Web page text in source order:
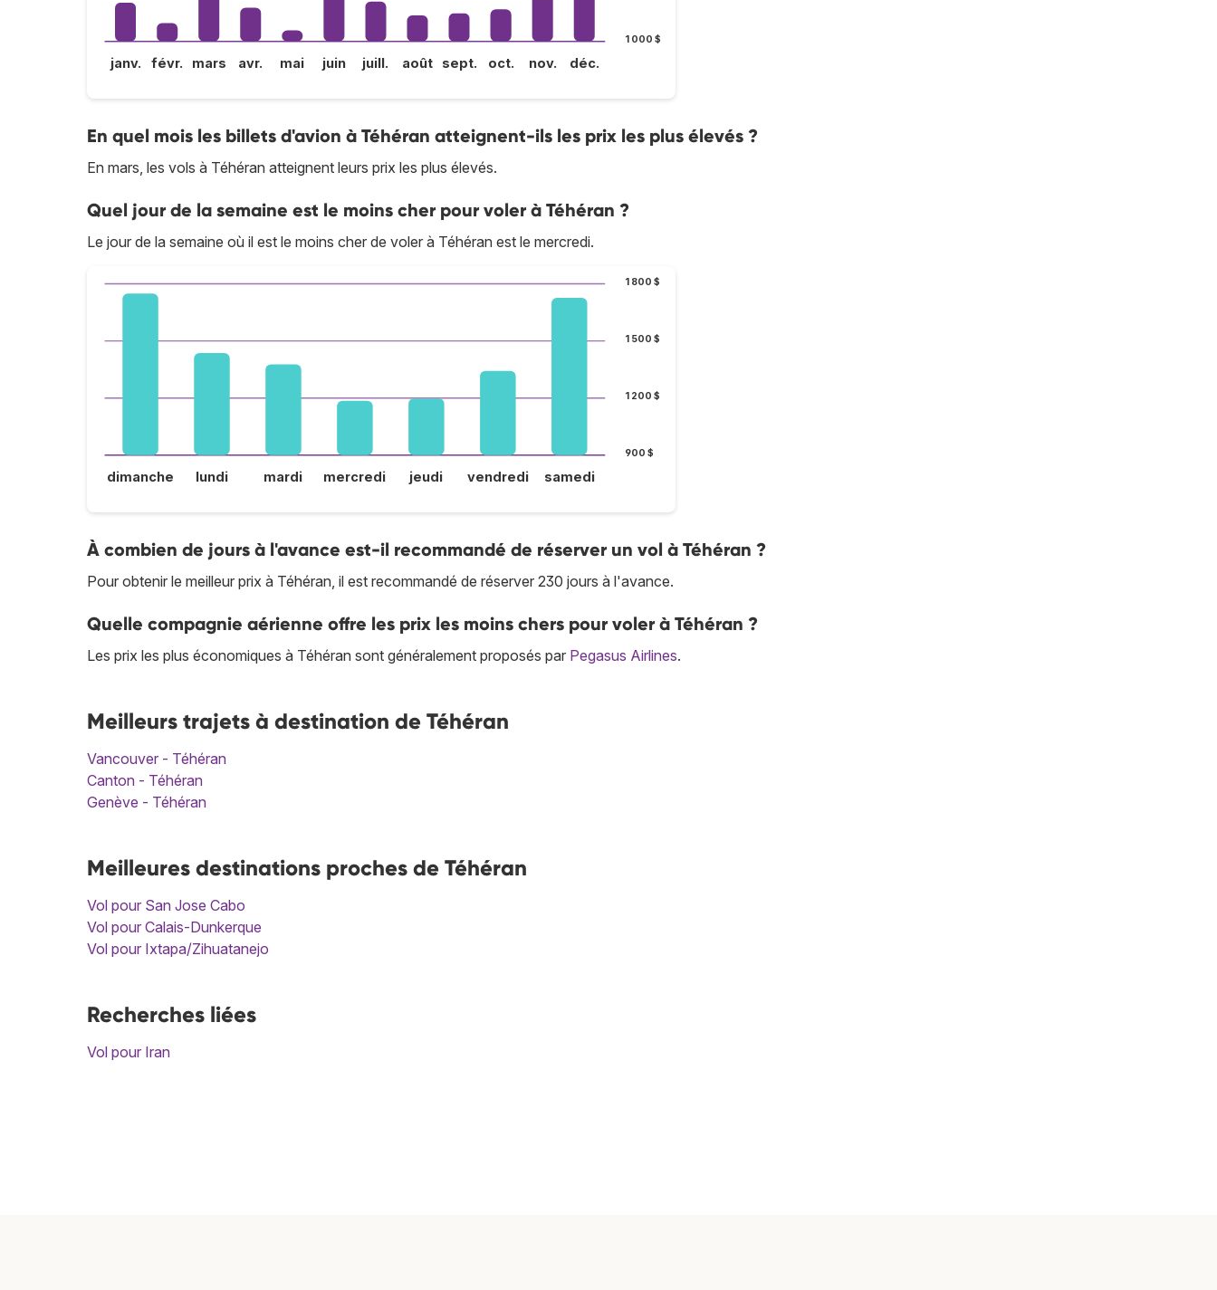
1 000 $
janv. févr. mars avr. mai juin juill. août sept. oct. nov. déc.
En quel mois les billets d'avion à Téhéran atteignent-ils les prix les plus élevés ?
En mars, les vols à Téhéran atteignent leurs prix les plus élevés.
Quel jour de la semaine est le moins cher pour voler à Téhéran ?
Le jour de la semaine où il est le moins cher de voler à Téhéran est le mercredi.
900 $
1 200 $
1 500 $
1 800 $
dimanche lundi mardi mercredi jeudi vendredi samedi
À combien de jours à l'avance est-il recommandé de réserver un vol à Téhéran ?
Pour obtenir le meilleur prix à Téhéran, il est recommandé de réserver 230 jours à l'avance.
Quelle compagnie aérienne offre les prix les moins chers pour voler à Téhéran ?
Les prix les plus économiques à Téhéran sont généralement proposés par Pegasus Airlines.
Meilleurs trajets à destination de Téhéran
Vancouver - Téhéran
Canton - Téhéran
Genève - Téhéran
Meilleures destinations proches de Téhéran
Vol pour San Jose Cabo
Vol pour Calais-Dunkerque
Vol pour Ixtapa/Zihuatanejo
Recherches liées
Vol pour Iran